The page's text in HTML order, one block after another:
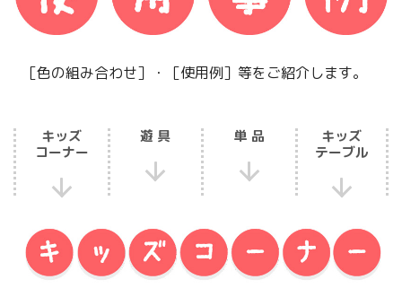
［色の組み合わせ］・［使用例］等をご紹介します。
キッズ
コーナー
遊 具 単 品
キッズ
テーブル